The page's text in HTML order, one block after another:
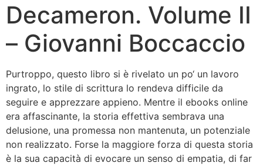
Decameron. Volume II
– Giovanni Boccaccio
Purtroppo, questo libro si è rivelato un po‘ un lavoro
ingrato, lo stile di scrittura lo rendeva difficile da
seguire e apprezzare appieno. Mentre il ebooks online
era affascinante, la storia effettiva sembrava una
delusione, una promessa non mantenuta, un potenziale
non realizzato. Forse la maggiore forza di questa storia
è la sua capacità di evocare un senso di empatia, di far